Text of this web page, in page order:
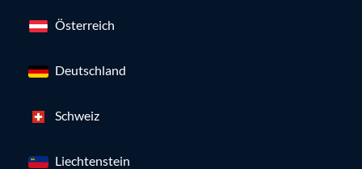
Österreich
Deutschland
Schweiz
Liechtenstein